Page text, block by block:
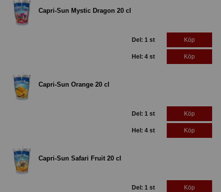
Capri-Sun Mystic Dragon 20 cl
Del: 1 st Köp
Hel: 4 st Köp
Capri-Sun Orange 20 cl
Del: 1 st Köp
Hel: 4 st Köp
Capri-Sun Safari Fruit 20 cl
Del: 1 st Köp